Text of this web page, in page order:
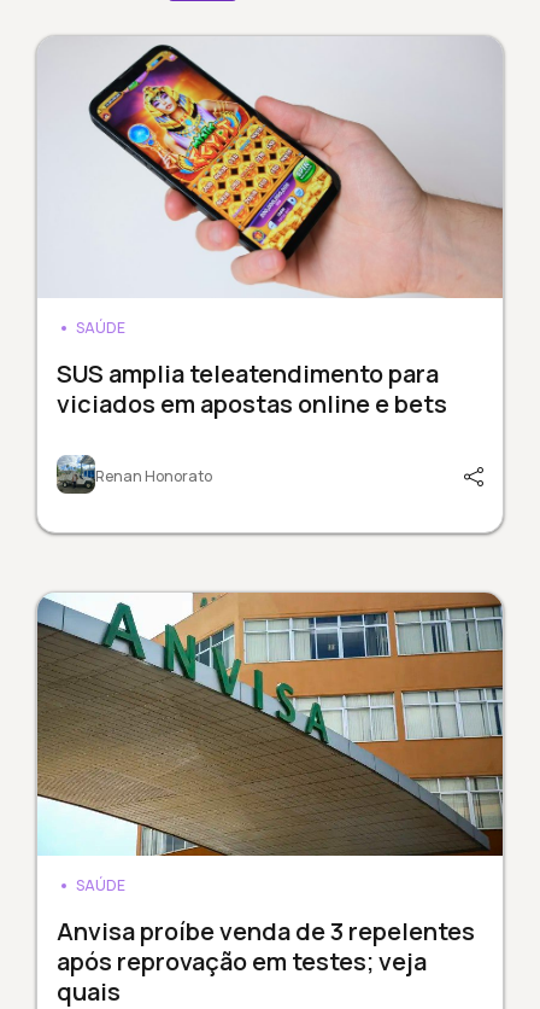
SAÚDE
SUS amplia teleatendimento para
viciados em apostas online e bets
Renan Honorato
SAÚDE
Anvisa proíbe venda de 3 repelentes
após reprovação em testes; veja
quais